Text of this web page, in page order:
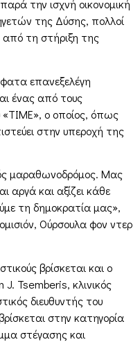
την ισχνή οικονομική
της Δύσης, πολλοί
τη στήριξη της
επανεξελέγη
ένας από τους
«ΤΙΜΕ», ο οποίος, όπως
στην υπεροχή της
μαραθωνοδρόμος. Μας
αργά και αξίζει κάθε
τη δημοκρατία μας»,
Ούρσουλα φον ντερ
βρίσκεται και ο
Tsemberis, κλινικός
διευθυντής του
στην κατηγορία
στέγασης και